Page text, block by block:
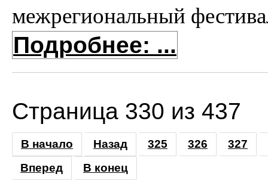
межрегиональный
Подробнее: ...
Страница 330 из 437
В начало Назад 325 326
327
Вперед
В конец